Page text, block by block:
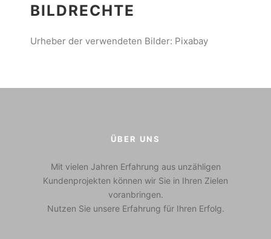
BILDRECHTE
Urheber der verwendeten Bilder: Pixabay
ÜBER UNS
Mit vielen Jahren Erfahrung aus unzähligen
Kundenprojekten können wir Sie in Ihren Zielen
voranbringen.
Nutzen Sie unsere Erfahrung für Ihren Erfolg.